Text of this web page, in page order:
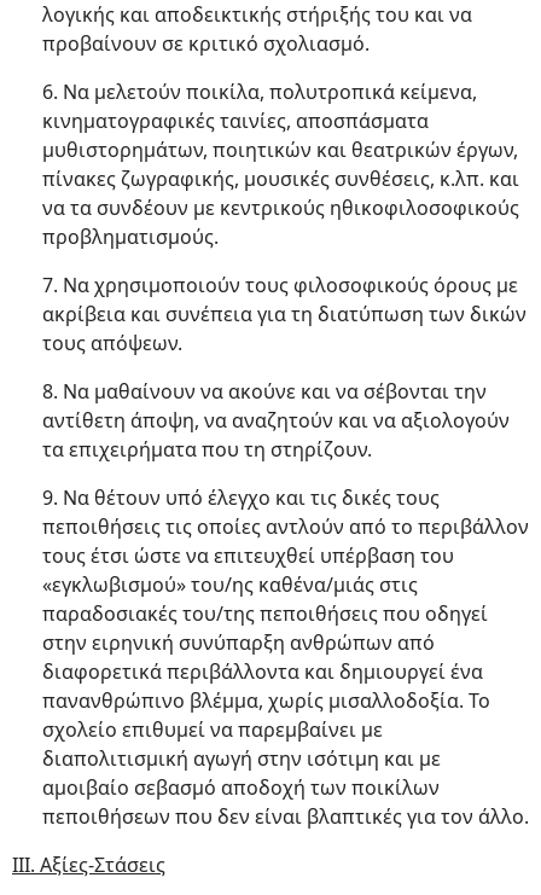
λογικής και αποδεικτικής στήριξής του και να
προβαίνουν σε κριτικό σχολιασμό.
6. Να μελετούν ποικίλα, πολυτροπικά κείμενα,
κινηματογραφικές ταινίες, αποσπάσματα
μυθιστορημάτων, ποιητικών και θεατρικών έργων,
πίνακες ζωγραφικής, μουσικές συνθέσεις, κ.λπ. και
να τα συνδέουν με κεντρικούς ηθικοφιλοσοφικούς
προβληματισμούς.
7. Να χρησιμοποιούν τους φιλοσοφικούς όρους με
ακρίβεια και συνέπεια για τη διατύπωση των δικών
τους απόψεων.
8. Να μαθαίνουν να ακούνε και να σέβονται την
αντίθετη άποψη, να αναζητούν και να αξιολογούν
τα επιχειρήματα που τη στηρίζουν.
9. Να θέτουν υπό έλεγχο και τις δικές τους
πεποιθήσεις τις οποίες αντλούν από το περιβάλλον
τους έτσι ώστε να επιτευχθεί υπέρβαση του
«εγκλωβισμού» του/ης καθένα/μιάς στις
παραδοσιακές του/της πεποιθήσεις που οδηγεί
στην ειρηνική συνύπαρξη ανθρώπων από
διαφορετικά περιβάλλοντα και δημιουργεί ένα
πανανθρώπινο βλέμμα, χωρίς μισαλλοδοξία. Το
σχολείο επιθυμεί να παρεμβαίνει με
διαπολιτισμική αγωγή στην ισότιμη και με
αμοιβαίο σεβασμό αποδοχή των ποικίλων
πεποιθήσεων που δεν είναι βλαπτικές για τον άλλο.
ΙΙΙ. Αξίες-Στάσεις